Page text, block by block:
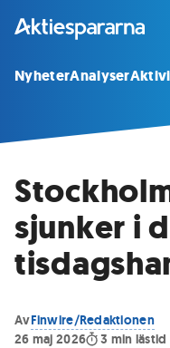
NyheterAnalyser
sjunker i
AvFinwire/Redaktionen
26 maj 2026
3 min lästid